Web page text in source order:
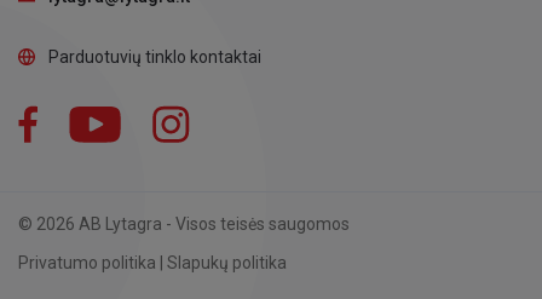
Parduotuvių tinklo kontaktai
Facebook YouTube
© 2026 AB Lytagra - Visos teisės saugomos
Privatumo politika
Slapukų politika